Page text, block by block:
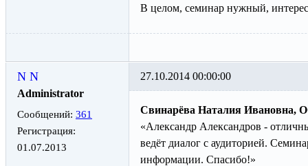
В целом, семинар нужный,
N N
Administrator
Сообщений: 361
Регистрация:
01.07.2013
27.10.2014 00:00:00
Свинарёва Наталия Ивановна,
«Александр Александров -
ведёт диалог с аудиторией.
информации. Спасибо!»